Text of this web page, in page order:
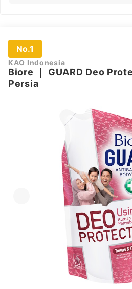
No.1
KAO Indonesia
Biore
GUARD Deo
Persia